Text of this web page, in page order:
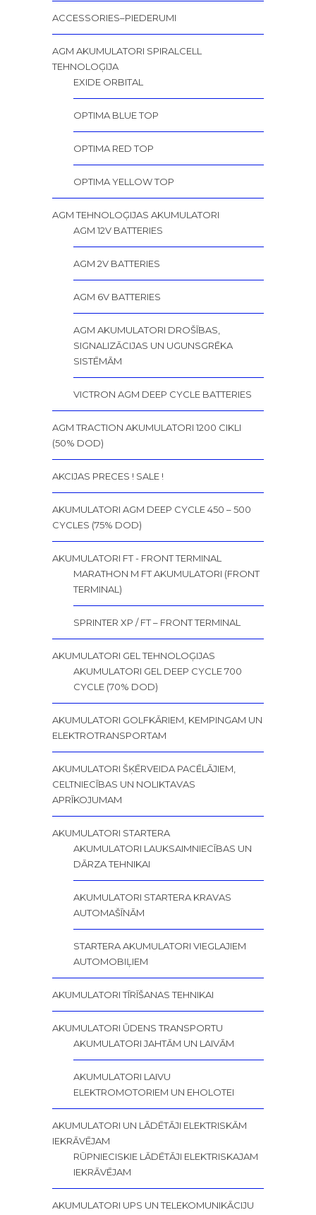
ACCESSORIES–PIEDERUMI
AGM AKUMULATORI SPIRALCELL
TEHNOLOĢIJA
EXIDE ORBITAL
OPTIMA BLUE TOP
OPTIMA RED TOP
OPTIMA YELLOW TOP
AGM TEHNOLOĢIJAS AKUMULATORI
AGM 12V BATTERIES
AGM 2V BATTERIES
AGM 6V BATTERIES
AGM AKUMULATORI DROŠĪBAS,
SIGNALIZĀCIJAS UN UGUNSGRĒKA
SISTĒMĀM
VICTRON AGM DEEP CYCLE BATTERIES
AGM TRACTION AKUMULATORI 1200 CIKLI
(50% DOD)
AKCIJAS PRECES ! SALE !
AKUMULATORI AGM DEEP CYCLE 450 – 500
CYCLES (75% DOD)
AKUMULATORI FT - FRONT TERMINAL
MARATHON M FT AKUMULATORI (FRONT
TERMINAL)
SPRINTER XP / FT – FRONT TERMINAL
AKUMULATORI GEL TEHNOLOĢIJAS
AKUMULATORI GEL DEEP CYCLE 700
CYCLE (70% DOD)
AKUMULATORI GOLFKĀRIEM, KEMPINGAM UN
ELEKTROTRANSPORTAM
AKUMULATORI ŠĶĒRVEIDA PACĒLĀJIEM,
CELTNIECĪBAS UN NOLIKTAVAS
APRĪKOJUMAM
AKUMULATORI STARTERA
AKUMULATORI LAUKSAIMNIECĪBAS UN
DĀRZA TEHNIKAI
AKUMULATORI STARTERA KRAVAS
AUTOMAŠĪNĀM
STARTERA AKUMULATORI VIEGLAJIEM
AUTOMOBIĻIEM
AKUMULATORI TĪRĪŠANAS TEHNIKAI
AKUMULATORI ŪDENS TRANSPORTU
AKUMULATORI JAHTĀM UN LAIVĀM
AKUMULATORI LAIVU
ELEKTROMOTORIEM UN EHOLOTEI
AKUMULATORI UN LĀDĒTĀJI ELEKTRISKĀM
IEKRĀVĒJAM
RŪPNIECISKIE LĀDĒTĀJI ELEKTRISKAJAM
IEKRĀVĒJAM
AKUMULATORI UPS UN TELEKOMUNIKĀCIJU